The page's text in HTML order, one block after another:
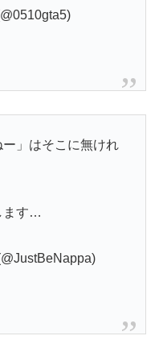
ー」はそこに無けれ
ます…